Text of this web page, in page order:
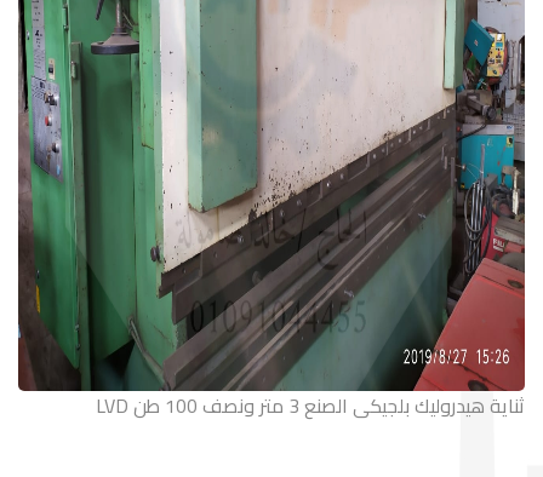
LVD ثناية هيدروليك بلجيكى الصنع 3 متر ونصف 100 طن